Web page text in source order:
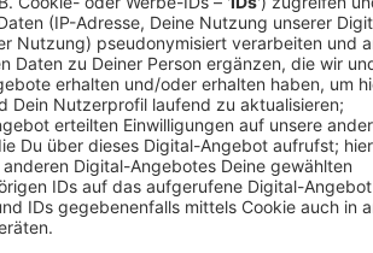
Comedy
Elvis Eifel - Der Podcast: